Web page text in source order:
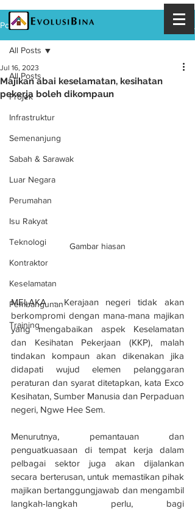
Post
All Posts
Projek
Infrastruktur
Semenanjung
Sabah & Sarawak
Luar Negara
Perumahan
Isu Rakyat
Teknologi
Kontraktor
Keselamatan
Pembangunan
Training
All Posts
Majikan abai keselamatan, kesihatan
pekerja boleh dikompaun
Jul 16, 2023
Gambar hiasan
MELAKA - Kerajaan negeri tidak akan
berkompromi dengan mana-mana majikan
yang mengabaikan aspek Keselamatan
dan Kesihatan Pekerjaan (KKP), malah
tindakan kompaun akan dikenakan jika
didapati wujud elemen pelanggaran
peraturan dan syarat ditetapkan, kata Exco
Kesihatan, Sumber Manusia dan Perpaduan
negeri, Ngwe Hee Sem.
Menurutnya, pemantauan dan
penguatkuasaan di tempat kerja dalam
pelbagai sektor juga akan dijalankan
secara berterusan, untuk memastikan pihak
majikan bertanggungjawab dan mengambil
langkah-langkah perlu, bagi